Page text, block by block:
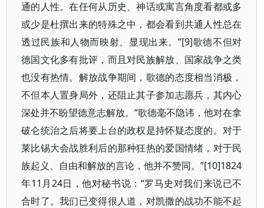
通的人性。在任何从历史、神话或寓言角度看都或多
或少是杜撰出来的特殊之中，都会看到共通人性总在
透过民族和人物而映射、显现出来。”[9]歌德不但对
德国文化多有批评，而且对民族解放、国家战争之类
也没有热情。解放战争期间，歌德的态度相当消极，
不但本人置身局外，还阻止其子参加志愿兵，其内心
深处并不盼望德意志解放。“歌德毫不隐讳，他对在拿
破仑统治之后将要上台的政权是持怀疑态度的。对于
莱比锡大会战胜利后的那种狂热的爱国情绪，对于民
族起义、自由和解放的言论，他并不赞同。”[10]1824
年11月24日，他对秘书说：“罗马史对我们来说已不
合时了。我们已变得很人道，对凯撒的战功不能不起